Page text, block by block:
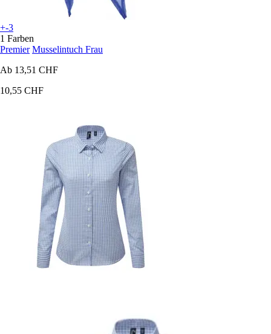
+-3
1 Farben
Premier Musselintuch Frau
Ab 13,51 CHF
10,55 CHF